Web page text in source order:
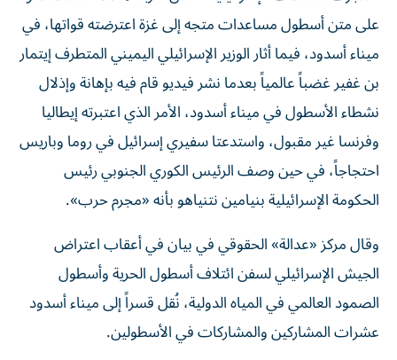
على متن أسطول مساعدات متجه إلى غزة اعترضته قواتها، في
ميناء أسدود، فيما أثار الوزير الإسرائيلي اليميني المتطرف إيتمار
بن غفير غضباً عالمياً بعدما نشر فيديو قام فيه بإهانة وإذلال
نشطاء الأسطول في ميناء أسدود، الأمر الذي اعتبرته إيطاليا
وفرنسا غير مقبول، واستدعتا سفيري إسرائيل في روما وباريس
احتجاجاً، في حين وصف الرئيس الكوري الجنوبي رئيس
الحكومة الإسرائيلية بنيامين نتنياهو بأنه «مجرم حرب».
وقال مركز «عدالة» الحقوقي في بيان في أعقاب اعتراض
الجيش الإسرائيلي لسفن ائتلاف أسطول الحرية وأسطول
الصمود العالمي في المياه الدولية، نُقل قسراً إلى ميناء أسدود
عشرات المشاركين والمشاركات في الأسطولين.